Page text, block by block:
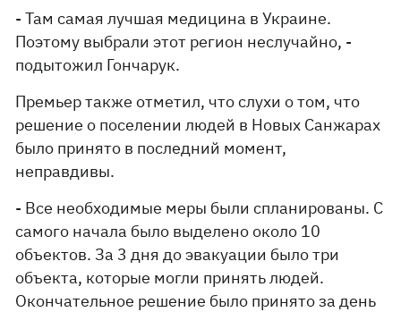
- Там самая лучшая медицина в Украине.
Поэтому выбрали этот регион неслучайно, -
подытожил Гончарук.
Премьер также отметил, что слухи о том, что
решение о поселении людей в Новых Санжарах
было принято в последний момент,
неправдивы.
- Все необходимые меры были спланированы. С
самого начала было выделено около 10
объектов. За 3 дня до эвакуации было три
объекта, которые могли принять людей.
Окончательное решение было принято за день